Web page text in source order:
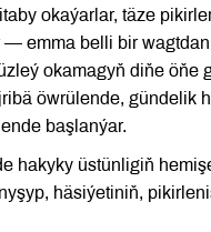
okaýarlar, täze
emma belli bir
okamagyň diňe öňe
öwrülende, gündelik
başlanýar.
hakyky üstünligiň
häsiýetiniň,